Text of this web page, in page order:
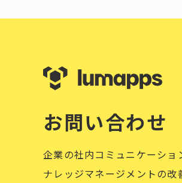
お問い合わせ
企業の社内コミュニケーショ
ナレッジマネージメントの改